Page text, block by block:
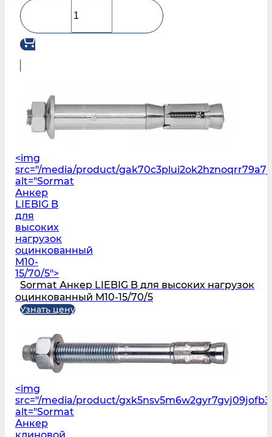
<img
src="/media/product/
alt="Sormat
Анкер
LIEBIG B
для
высоких
нагрузок
оцинкованный
M10-
15/70/5">
Sormat Анкер LIEBIG B для высоких нагрузок
оцинкованный M10-15/70/5
Узнать цену
<img
src="/media/product/
alt="Sormat
Анкер